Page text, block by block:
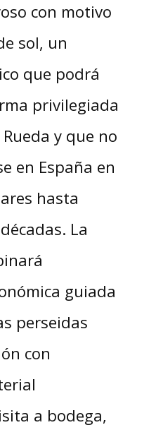
con motivo
sol, un
que podrá
privilegiada
y que no
en España en
hasta
La
guiada
perseidas
con
a bodega,